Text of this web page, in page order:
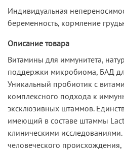
Индивидуальная
беременность, кормление
Описание товара
Витамины для иммунитета,
поддержки микробиома, БАД
Уникальный пробиотик с
комплексного подхода к
эксклюзивных штаммов.
имеющий в составе штаммы
клиническими
человеческого